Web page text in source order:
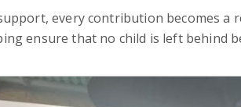
every contribution becomes a
ensure that no child is left behind